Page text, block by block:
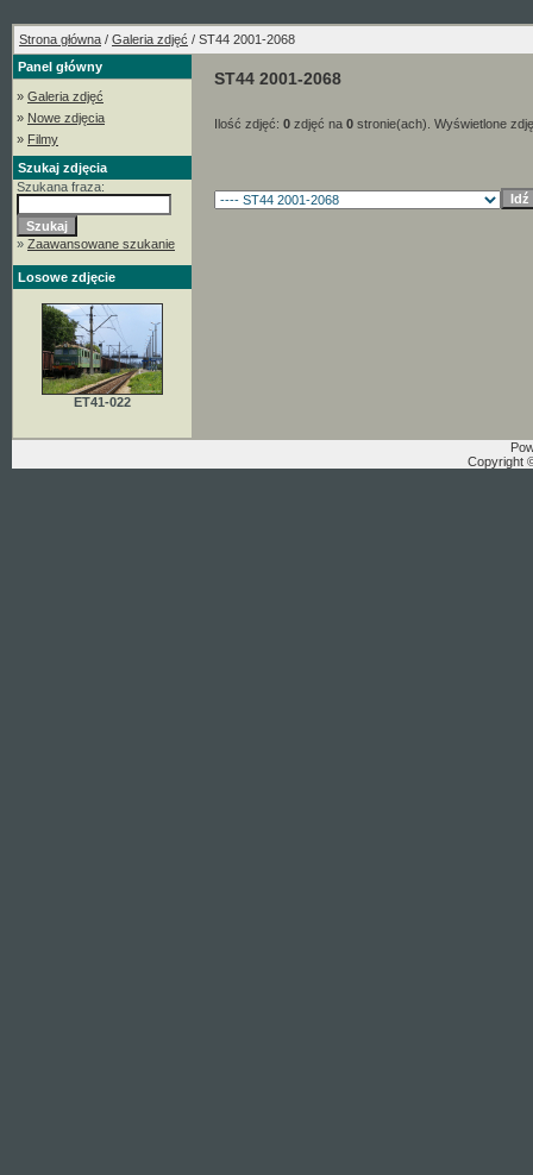
Strona główna / Galeria zdjęć / ST44 2001-2068
Panel główny
» Galeria zdjęć
» Nowe zdjęcia
» Filmy
Szukaj zdjęcia
Szukana fraza:
» Zaawansowane szukanie
Losowe zdjęcie
ET41-022
ST44 2001-2068
Ilość zdjęć: 0 zdjęć na 0 stronie(ach). Wyświetlone
Copyright